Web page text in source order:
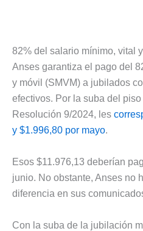
82% del salario mínimo, vital y
Anses garantiza el pago del
y móvil (SMVM) a jubilados
efectivos. Por la suba del
Resolución 9/2024, les
y $1.996,80 por mayo.
Esos $11.976,13 deberían
junio. No obstante, Anses no
diferencia en sus
Con la suba de la jubilación